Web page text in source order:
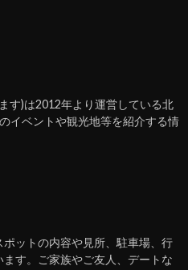
す)は2012年より運営している北
イベントや観光地等を紹介する情
ットの内容や見所、駐車場、行
す。ご家族やご友人、デートな